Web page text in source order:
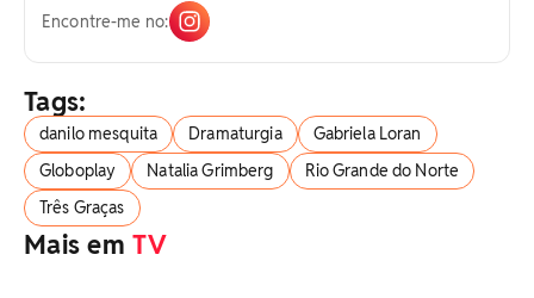
Encontre-me no:
Tags:
danilo mesquita Dramaturgia
Gabriela Loran
Globoplay
Natalia Grimberg
Rio Grande do Norte
Três Graças
Mais emTV